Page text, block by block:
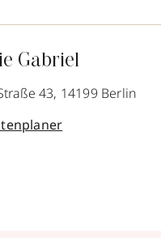
Gabriel
43, 14199 Berlin